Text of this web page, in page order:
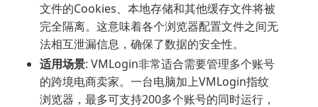
文件的Cookies、本地存储和其他缓存文件将被
完全隔离。这意味着各个浏览器配置文件之间无
法相互泄漏信息，确保了数据的安全性。
适用场景: VMLogin非常适合需要管理多个账号
的跨境电商卖家。一台电脑加上VMLogin指纹
浏览器，最多可支持200多个账号的同时运行，